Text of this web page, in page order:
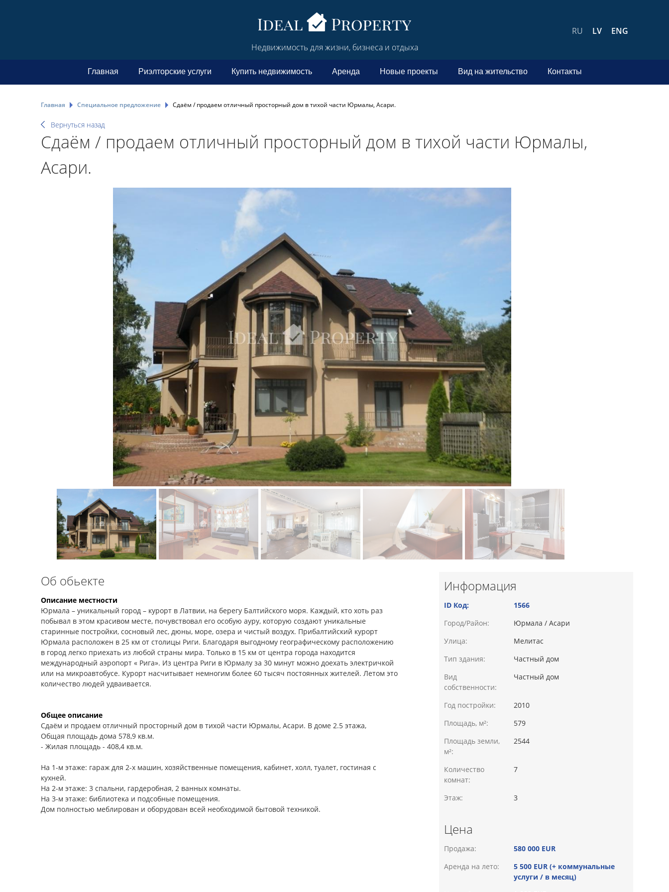
Недвижимость для жизни, бизнеса и отдыха
RU LV ENG
Главная Риэлторские услуги Купить недвижимость Аренда Новые проекты Вид на жительство Контакты
Главная Специальное предложение Сдаём / продаем отличный просторный дом в тихой части Юрмалы, Асари.
Вернуться назад
Сдаём / продаем отличный просторный дом в тихой части Юрмалы,
Асари.
Об обьекте
Описание местности
Юрмала – уникальный город – курорт в Латвии, на берегу Балтийского моря. Каждый, кто хоть раз
побывал в этом красивом месте, почувствовал его особую ауру, которую создают уникальные
старинные постройки, сосновый лес, дюны, море, озера и чистый воздух. Прибалтийский курорт
Юрмала расположен в 25 км от столицы Риги. Благодаря выгодному географическому расположению
в город легко приехать из любой страны мира. Только в 15 км от центра города находится
международный аэропорт « Рига». Из центра Риги в Юрмалу за 30 минут можно доехать электричкой
или на микроавтобусе. Курорт насчитывает немногим более 60 тысяч постоянных жителей. Летом это
количество людей удваивается.
Общее описание
Сдаём и продаем отличный просторный дом в тихой части Юрмалы, Асари. В доме 2.5 этажа,
Общая площадь дома 578,9 кв.м.
- Жилая площадь - 408,4 кв.м.
На 1-м этаже: гараж для 2-х машин, хозяйственные помещения, кабинет, холл, туалет, гостиная с
кухней.
На 2-м этаже: 3 спальни, гардеробная, 2 ванных комнаты.
На 3-м этаже: библиотека и подсобные помещения.
Дом полностью меблирован и оборудован всей необходимой бытовой техникой.
Информация
ID Код:
1566
Город/Район:
Юрмала / Асари
Улица:
Мелитас
Тип здания:
Частный дом
Вид
собственности:
Частный дом
Год постройки:
2010
Площадь, м²:
579
Площадь земли,
м²:
2544
Количество
комнат:
7
Этаж: 3
Цена
Продажа:
580 000 EUR
Аренда на лето:
5 500 EUR (+ коммунальные
услуги / в месяц)